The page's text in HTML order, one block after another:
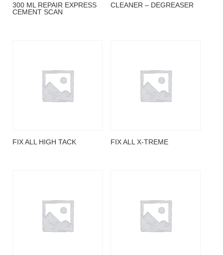
300 ML REPAIR EXPRESS
CEMENT SCAN
CLEANER – DEGREASER
FIX ALL HIGH TACK FIX ALL X-TREME